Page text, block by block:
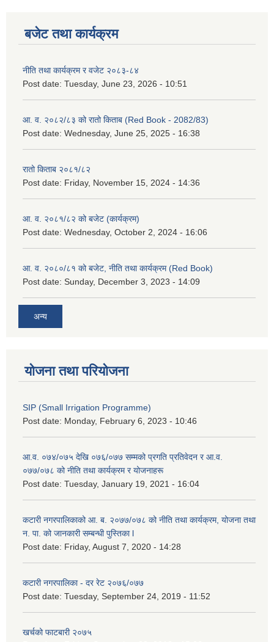
बजेट तथा कार्यक्रम
नीति तथा कार्यक्रम र वजेट २०८३-८४
Post date: Tuesday, June 23, 2026 - 10:51
आ. व. २०८२/८३ को रातो किताब (Red Book - 2082/83)
Post date: Wednesday, June 25, 2025 - 16:38
रातो किताब २०८१/८२
Post date: Friday, November 15, 2024 - 14:36
आ. व. २०८१/८२ को बजेट (कार्यक्रम)
Post date: Wednesday, October 2, 2024 - 16:06
आ. व. २०८०/८१ को बजेट, नीति तथा कार्यक्रम (Red Book)
Post date: Sunday, December 3, 2023 - 14:09
अन्य
योजना तथा परियोजना
SIP (Small Irrigation Programme)
Post date: Monday, February 6, 2023 - 10:46
आ.व. ०७४/०७५ देखि ०७६/०७७ सम्मको प्रगति प्रतिवेदन र आ.व.
०७७/०७८ को नीति तथा कार्यक्रम र योजनाहरू
Post date: Tuesday, January 19, 2021 - 16:04
कटारी नगरपालिकाको आ. ब. २०७७/०७८ को नीति तथा कार्यक्रम, योजना तथा
न. पा. को जानकारी सम्बन्धी पुस्तिका l
Post date: Friday, August 7, 2020 - 14:28
कटारी नगरपालिका - दर रेट २०७६/०७७
Post date: Tuesday, September 24, 2019 - 11:52
खर्चको फाटबारी २०७५